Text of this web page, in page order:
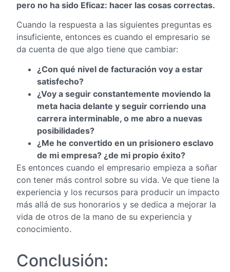
pero no ha sido Eficaz: hacer las cosas correctas.
Cuando la respuesta a las siguientes preguntas es
insuficiente, entonces es cuando el empresario se
da cuenta de que algo tiene que cambiar:
¿Con qué nivel de facturación voy a estar
satisfecho?
¿Voy a seguir constantemente moviendo la
meta hacia delante y seguir corriendo una
carrera interminable, o me abro a nuevas
posibilidades?
¿Me he convertido en un prisionero esclavo
de mi empresa? ¿de mi propio éxito?
Es entonces cuando el empresario empieza a soñar
con tener más control sobre su vida. Ve que tiene la
experiencia y los recursos para producir un impacto
más allá de sus honorarios y se dedica a mejorar la
vida de otros de la mano de su experiencia y
conocimiento.
Conclusión: